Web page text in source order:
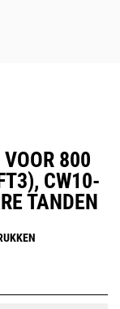
800
CW10-
TANDEN